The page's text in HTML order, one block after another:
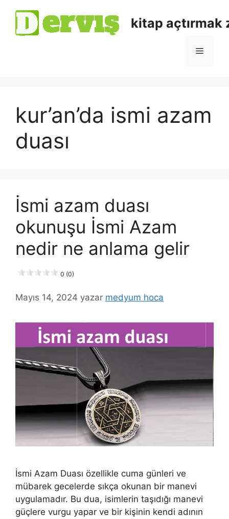
kitap açtırmak
kur’an’da ismi azam
duası
İsmi azam duası
okunuşu İsmi Azam
nedir ne anlama gelir
0 (0)
Mayıs 14, 2024 yazar medyum hoca
İsmi Azam Duası özellikle cuma günleri ve
mübarek gecelerde sıkça okunan bir manevi
uygulamadır. Bu dua, isimlerin taşıdığı manevi
güçlere vurgu yapar ve bir kişinin kendi adının